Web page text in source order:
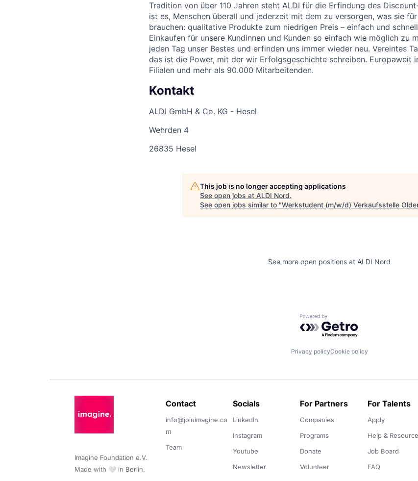
Tradition von über 110 Jahren steht ALDI für die Erfindung des
ist es, Menschen überall und jederzeit mit dem zu versorgen, was sie
brauchen: qualitative Produkte zum niedrigen Preis – einfach und
Einkaufen für unsere Kundinnen und Kunden so einfach wie möglich zu
jeden Tag unser Bestes und erfinden uns immer wieder neu. Vereintes
das ist die Power, mit der wir Erfolgsgeschichte schreiben. Europaweit
Filialen und mehr als 90.000 Mitarbeitenden.
Kontakt
ALDI GmbH & Co. KG - Hesel
Wehrden 4
26835 Hesel
This job is no longer accepting applications
See open jobs at ALDI Nord.
See open jobs similar to "Werkstudent (m/w/d) Verkaufsstelle
See more open positions at ALDI Nord
Powered by Getro.com
Privacy policyCookie policy
Imagine Foundation e.V.
Made with 🤍 in Berlin.
Contact
info@joinimagine.co
m
Team
Socials
LinkedIn
Instagram
Youtube
Newsletter
For Partners
Companies
Programs
Donate
Volunteer
For Talents
Apply
Help &
Job Board
FAQ